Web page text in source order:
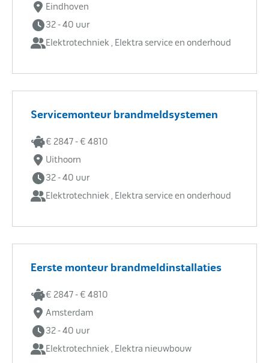
Eindhoven
32 - 40 uur
Elektrotechniek , Elektra service en onderhoud
Servicemonteur brandmeldsystemen
€ 2847 - € 4810
Uithoorn
32 - 40 uur
Elektrotechniek , Elektra service en onderhoud
Eerste monteur brandmeldinstallaties
€ 2847 - € 4810
Amsterdam
32 - 40 uur
Elektrotechniek , Elektra nieuwbouw